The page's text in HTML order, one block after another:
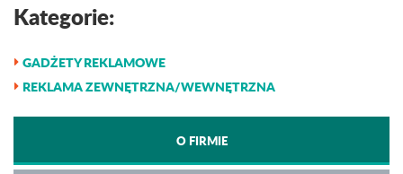
Kategorie:
GADŻETY REKLAMOWE
REKLAMA ZEWNĘTRZNA/WEWNĘTRZNA
O FIRMIE